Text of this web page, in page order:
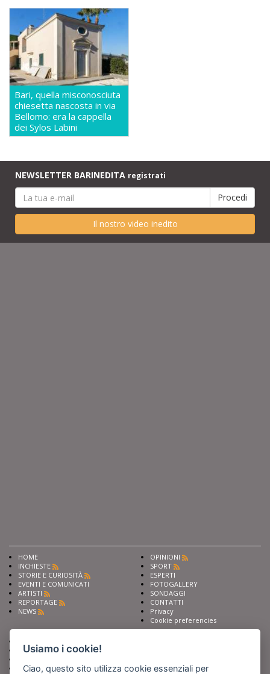
Bari, quella misconosciuta
chiesetta nascosta in via
Bellomo: era la cappella
dei Sylos Labini
NEWSLETTER BARINEDITA registrati
Il nostro video inedito
HOME
INCHIESTE
STORIE E CURIOSITÀ
EVENTI E COMUNICATI
ARTISTI
REPORTAGE
NEWS
OPINIONI
SPORT
ESPERTI
FOTOGALLERY
SONDAGGI
CONTATTI
Privacy
Cookie preferencies
Scrivi alla redazione
Sostieni Barinedita
Usiamo i cookie!
Ciao, questo sito utilizza cookie essenziali per